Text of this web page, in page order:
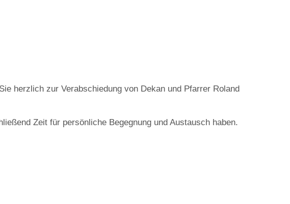
herzlich zur Verabschiedung von Dekan und Pfarrer Roland
Zeit für persönliche Begegnung und Austausch haben.